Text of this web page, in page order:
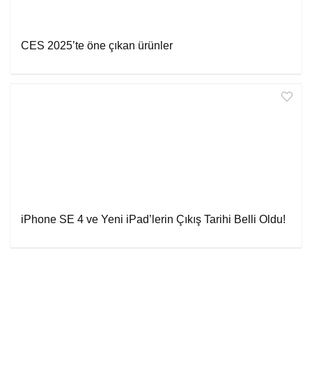
CES 2025’te öne çıkan ürünler
iPhone SE 4 ve Yeni iPad’lerin Çıkış Tarihi Belli Oldu!